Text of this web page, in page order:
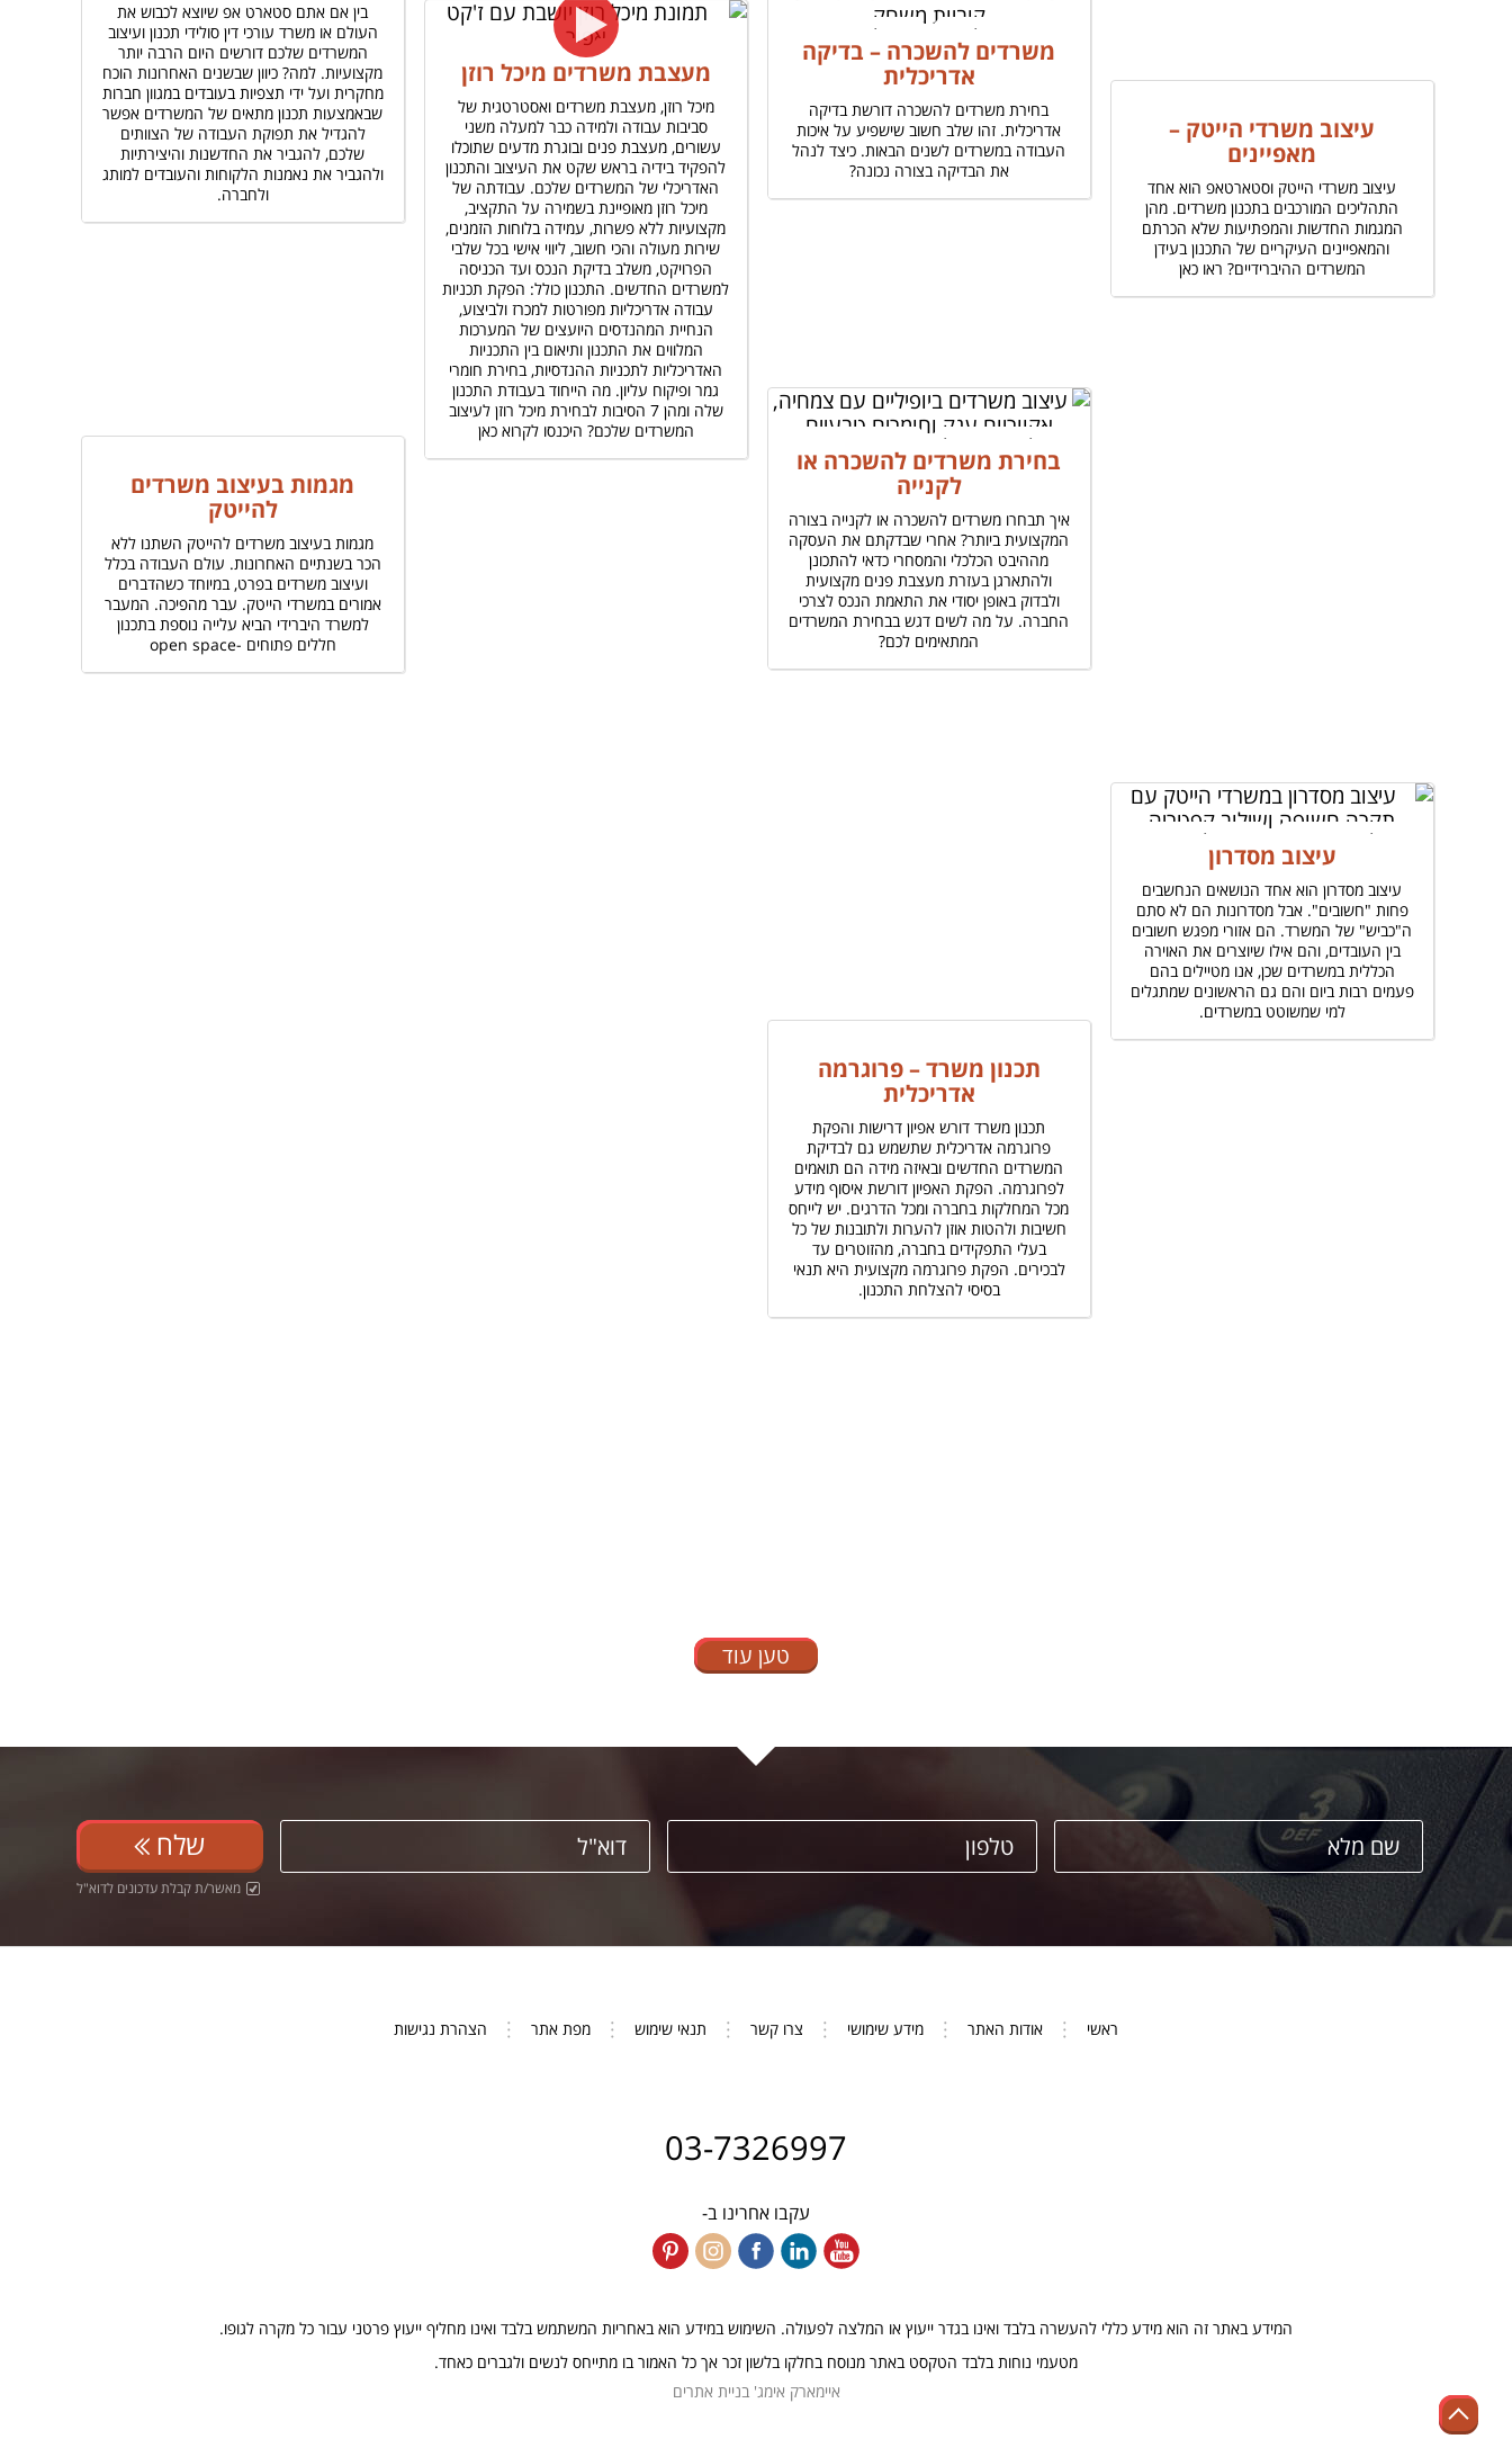
בין אם אתם סטארט אפ שיוצא לכבוש את
העולם או משרד עורכי דין סולידי תכנון ועיצוב
המשרדים שלכם דורשים היום הרבה יותר
מקצועיות. למה? כיוון שבשנים האחרונות הוכח
מחקרית ועל ידי תצפיות בעובדים במגוון חברות
שבאמצעות תכנון מתאים של המשרדים אפשר
להגדיל את תפוקת העבודה של הצוותים
שלכם, להגביר את החדשנות והיצירתיות
ולהגביר את נאמנות הלקוחות והעובדים למותג
ולחברה.
משרדים להשכרה – בדיקה
אדריכלית
בחירת משרדים להשכרה דורשת בדיקה
אדריכלית. זהו שלב חשוב שישפיע על איכות
העבודה במשרדים לשנים הבאות. כיצד לנהל
את הבדיקה בצורה נכונה?
מעצבת משרדים מיכל רוזן
מיכל רוזן, מעצבת משרדים ואסטרטגית של
סביבות עבודה ולמידה כבר למעלה משני
עשורים, מעצבת פנים ובוגרת מדעים שתוכלו
להפקיד בידיה בראש שקט את העיצוב והתכנון
האדריכלי של המשרדים שלכם. עבודתה של
מיכל רוזן מאופיינת בשמירה על התקציב,
מקצועיות ללא פשרות, עמידה בלוחות הזמנים,
שירות מעולה והכי חשוב, ליווי אישי בכל שלבי
הפרויקט, משלב בדיקת הנכס ועד הכניסה
למשרדים החדשים. התכנון כולל: הפקת תכניות
עבודה אדריכליות מפורטות למכרז ולביצוע,
הנחיית המהנדסים היועצים של המערכות
המלווים את התכנון ותיאום בין התכניות
האדריכליות לתכניות ההנדסיות, בחירת חומרי
גמר ופיקוח עליון. מה הייחוד בעבודת התכנון
שלה ומהן 7 הסיבות לבחירת מיכל רוזן לעיצוב
המשרדים שלכם? היכנסו לקרוא כאן
עיצוב משרדי הייטק –
מאפיינים
עיצוב משרדי הייטק וסטארטאפ הוא אחד
התהליכים המורכבים בתכנון משרדים. מהן
המגמות החדשות והמפתיעות שלא הכרתם
והמאפיינים העיקריים של התכנון בעידן
המשרדים ההיברידיים? ראו כאן
בחירת משרדים להשכרה או
לקנייה
איך תבחרו משרדים להשכרה או לקנייה בצורה
המקצועית ביותר? אחרי שבדקתם את העסקה
מההיבט הכלכלי והמסחרי כדאי להתכונן
ולהתארגן בעזרת מעצבת פנים מקצועית
ולבדוק באופן יסודי את התאמת הנכס לצרכי
החברה. על מה לשים דגש בבחירת המשרדים
המתאימים לכם?
מגמות בעיצוב משרדים
להייטק
מגמות בעיצוב משרדים להייטק השתנו ללא
הכר בשנתיים האחרונות. עולם העבודה בכלל
ועיצוב משרדים בפרט, במיוחד כשהדברים
אמורים במשרדי הייטק. עבר מהפיכה. המעבר
למשרד היברידי הביא עלייה נוספת בתכנון
חללים פתוחים -open space
עיצוב מסדרון
עיצוב מסדרון הוא אחד הנושאים הנחשבים
פחות "חשובים". אבל מסדרונות הם לא סתם
ה"כביש" של המשרד. הם אזורי מפגש חשובים
בין העובדים, והם אילו שיוצרים את האוירה
הכללית במשרדים שכן, אנו מטיילים בהם
פעמים רבות ביום והם גם הראשונים שמתגלים
למי שמשוטט במשרדים.
תכנון משרד – פרוגרמה
אדריכלית
תכנון משרד דורש אפיון דרישות והפקת
פרוגרמה אדריכלית שתשמש גם לבדיקת
המשרדים החדשים ובאיזה מידה הם תואמים
לפרוגרמה. הפקת האפיון דורשת איסוף מידע
מכל המחלקות בחברה ומכל הדרגים. יש לייחס
חשיבות ולהטות אוזן להערות ולתובנות של כל
בעלי התפקידים בחברה, מהזוטרים עד
לבכירים. הפקת פרוגרמה מקצועית היא תנאי
בסיסי להצלחת התכנון.
טען עוד
שלח
מאשר/ת קבלת עדכונים לדוא"ל
ראשי אודות האתר מידע שימושי צרו קשר תנאי שימוש מפת אתר הצהרת נגישות
03-7326997
עקבו אחרינו ב-
המידע באתר זה הוא מידע כללי להעשרה בלבד ואינו בגדר ייעוץ או המלצה לפעולה. השימוש במידע הוא באחריות המשתמש בלבד ואינו מחליף ייעוץ פרטני עבור כל מקרה לגופו.
מטעמי נוחות בלבד הטקסט באתר מנוסח בחלקו בלשון זכר אך כל האמור בו מתייחס לנשים ולגברים כאחד.
איימארק אימג' בניית אתרים